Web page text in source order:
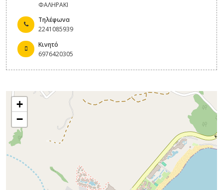
ΦΑΛΗΡΑΚΙ
Τηλέφωνα
2241085939
Κινητό
6976420305
+
−